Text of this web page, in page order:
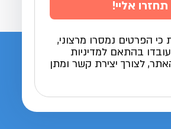
הפרטים נמסרו מרצוני,
בהתאם למדיניות
לצורך יצירת קשר ומתן
תחזרו אליי!